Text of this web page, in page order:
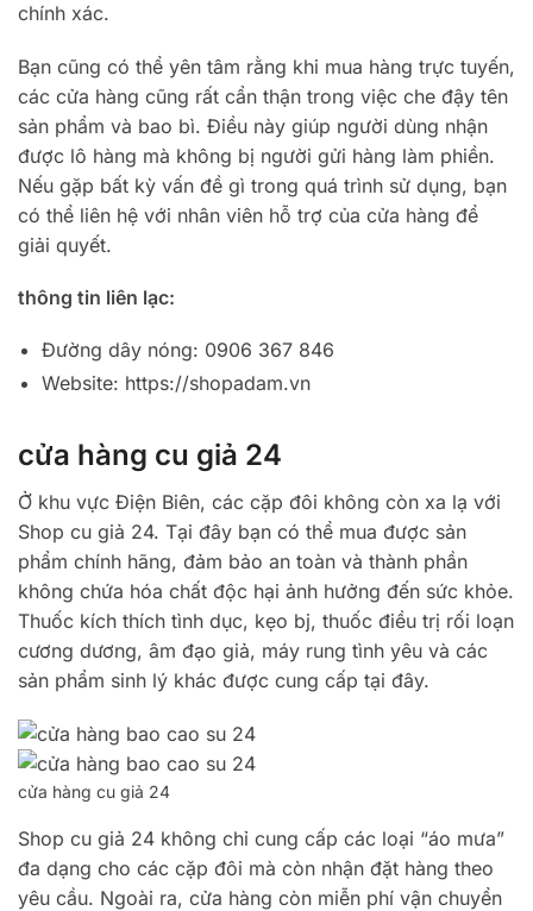
chính xác.
Bạn cũng có thể yên tâm rằng khi mua hàng trực tuyến,
các cửa hàng cũng rất cẩn thận trong việc che đậy tên
sản phẩm và bao bì. Điều này giúp người dùng nhận
được lô hàng mà không bị người gửi hàng làm phiền.
Nếu gặp bất kỳ vấn đề gì trong quá trình sử dụng, bạn
có thể liên hệ với nhân viên hỗ trợ của cửa hàng để
giải quyết.
thông tin liên lạc:
Đường dây nóng: 0906 367 846
Website: https://shopadam.vn
cửa hàng cu giả 24
Ở khu vực Điện Biên, các cặp đôi không còn xa lạ với
Shop cu giả 24. Tại đây bạn có thể mua được sản
phẩm chính hãng, đảm bảo an toàn và thành phần
không chứa hóa chất độc hại ảnh hưởng đến sức khỏe.
Thuốc kích thích tình dục, kẹo bj, thuốc điều trị rối loạn
cương dương, âm đạo giả, máy rung tình yêu và các
sản phẩm sinh lý khác được cung cấp tại đây.
cửa hàng cu giả 24
Shop cu giả 24 không chỉ cung cấp các loại “áo mưa”
đa dạng cho các cặp đôi mà còn nhận đặt hàng theo
yêu cầu. Ngoài ra, cửa hàng còn miễn phí vận chuyển